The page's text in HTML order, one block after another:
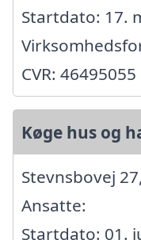
Startdato: 17.
CVR: 46495055
Køge hus og
Stevnsbovej
Ansatte:
Startdato: 01.